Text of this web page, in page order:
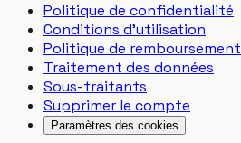
Politique de confidentialité
Conditions d'utilisation
Politique de remboursement
Traitement des données
Sous-traitants
Supprimer le compte
Paramètres des cookies